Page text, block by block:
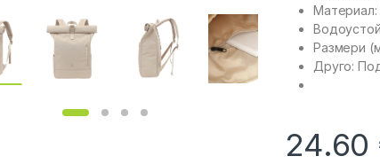
Материал:
Размери
Друго:
24.60